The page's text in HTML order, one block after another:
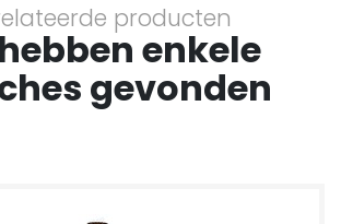
producten
enkele
gevonden